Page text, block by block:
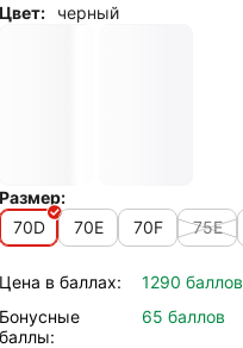
Цвет: черный
Размер:
70D
70E 70F 75E
Цена в баллах:
1290 баллов
Бонусные
баллы:
65 баллов